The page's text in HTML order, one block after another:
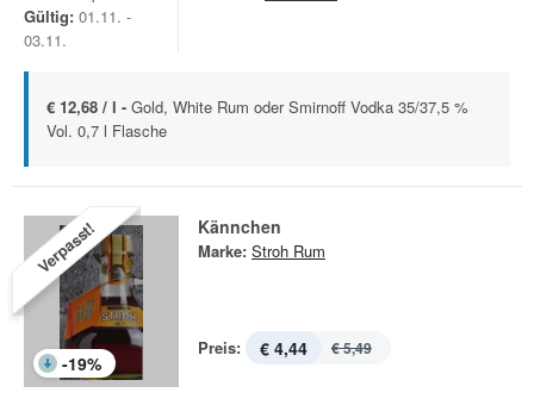
Gültig: 01.11. -
03.11.
€ 12,68 / l - Gold, White Rum oder Smirnoff Vodka 35/37,5 %
Vol. 0,7 l Flasche
Verpasst!
-19%
Kännchen
Marke: Stroh Rum
Preis: € 4,44 € 5,49